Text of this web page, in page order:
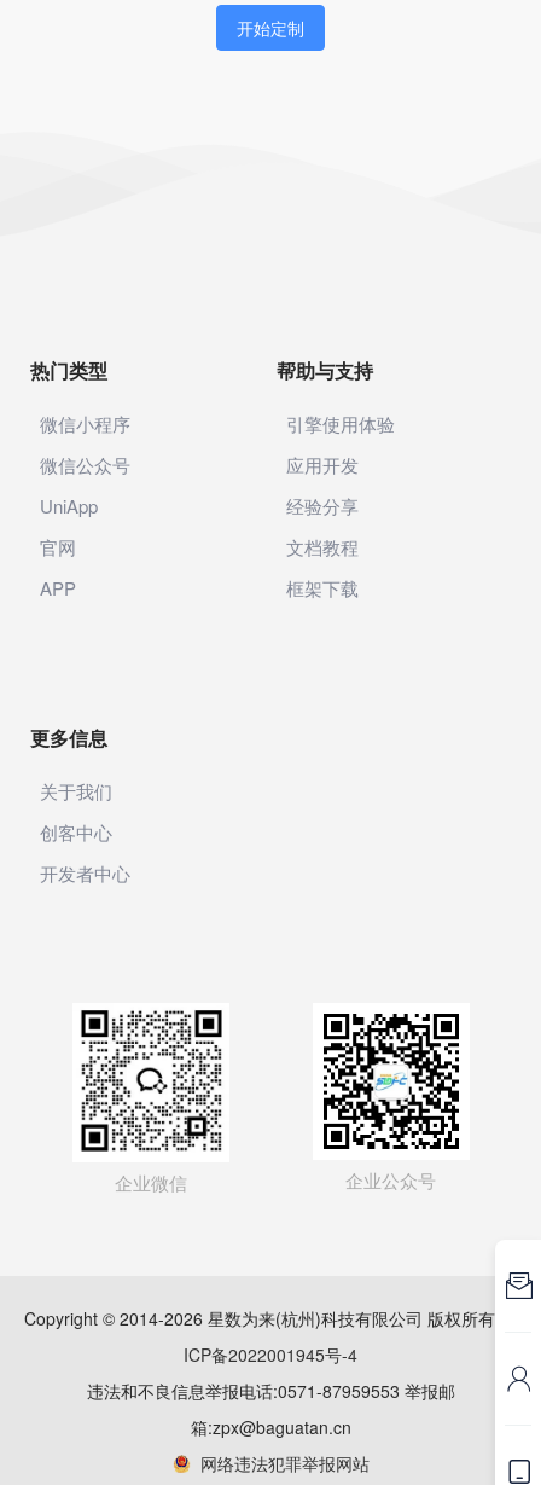
开始定制
热门类型
微信小程序
微信公众号
UniApp
官网
APP
帮助与支持
引擎使用体验
应用开发
经验分享
文档教程
框架下载
更多信息
关于我们
创客中心
开发者中心
企业微信 企业公众号
Copyright © 2014-2026 星数为来(杭州)科技有限公司 版权所有
ICP备2022001945号-4
违法和不良信息举报电话:0571-87959553 举报邮
箱:zpx@baguatan.cn
网络违法犯罪举报网站


